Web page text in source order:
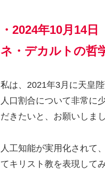
・ 2024年10月14
ネ・デカルトの哲
私は、2021年3月に天皇
人口割合について非常に
だきたいと、お願いしまし
人工知能が実用化されて
てキリスト教を表現して